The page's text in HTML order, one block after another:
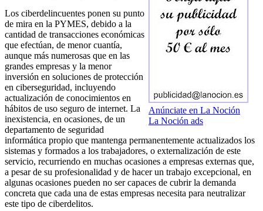
Anúnciate en La Noción
La Noción ads
Los ciberdelincuentes ponen su punto
de mira en la PYMES, debido a la
cantidad de transacciones económicas
que efectúan, de menor cuantía,
aunque más numerosas que en las
grandes empresas y la menor
inversión en soluciones de protección
en ciberseguridad, incluyendo
actualización de conocimientos en
hábitos de uso seguro de internet. La
inexistencia, en ocasiones, de un
departamento de seguridad
informática propio que mantenga permanentemente actualizados los
sistemas y formados a los trabajadores, o externalización de este
servicio, recurriendo en muchas ocasiones a empresas externas que,
a pesar de su profesionalidad y de hacer un trabajo excepcional, en
algunas ocasiones pueden no ser capaces de cubrir la demanda
concreta que cada una de estas empresas necesita para neutralizar
este tipo de ciberdelitos.